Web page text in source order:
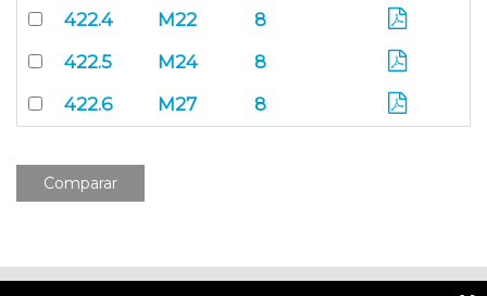
422.4
M22
8
422.5
M24
8
422.6
M27 8
Comparar